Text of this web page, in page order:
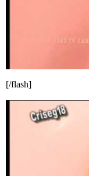
[/flash]